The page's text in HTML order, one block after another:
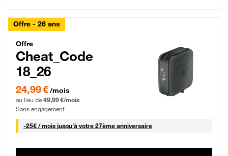
Offre - 26 ans
Cheat_Code Fibre_18_26
Offre
Cheat_Code
18_26
24,99 € par mois pendant 0 mois puis 49,99 € par mois, Sans engagement
24,99 €/mois
au lieu de 49,99 €/mois
Sans engagement
-25€ / mois25 € par mois
jusqu'à votre 27ème anniversaire